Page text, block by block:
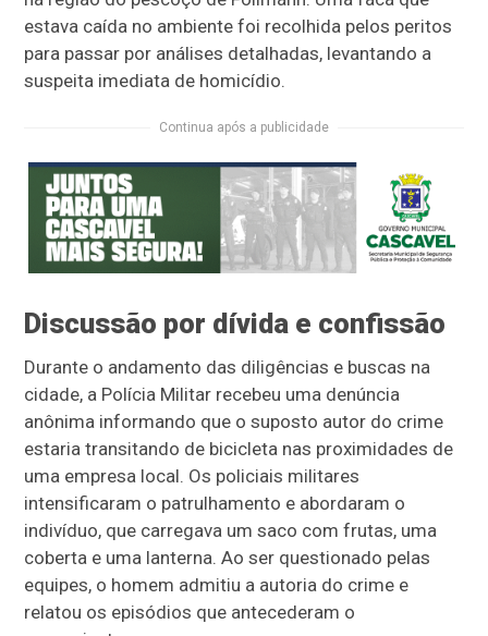
estava caída no ambiente foi recolhida pelos peritos
para passar por análises detalhadas, levantando a
suspeita imediata de homicídio.
Continua após a publicidade
Discussão por dívida e confissão
Durante o andamento das diligências e buscas na
cidade, a Polícia Militar recebeu uma denúncia
anônima informando que o suposto autor do crime
estaria transitando de bicicleta nas proximidades de
uma empresa local. Os policiais militares
intensificaram o patrulhamento e abordaram o
indivíduo, que carregava um saco com frutas, uma
coberta e uma lanterna. Ao ser questionado pelas
equipes, o homem admitiu a autoria do crime e
relatou os episódios que antecederam o